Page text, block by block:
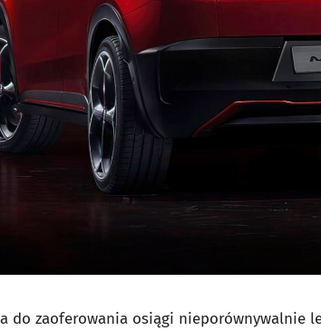
do zaoferowania osiągi nieporównywalnie